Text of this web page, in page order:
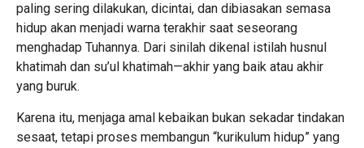
paling sering dilakukan, dicintai, dan dibiasakan semasa
hidup akan menjadi warna terakhir saat seseorang
menghadap Tuhannya. Dari sinilah dikenal istilah husnul
khatimah dan su’ul khatimah—akhir yang baik atau akhir
yang buruk.
Karena itu, menjaga amal kebaikan bukan sekadar tindakan
sesaat, tetapi proses membangun “kurikulum hidup” yang